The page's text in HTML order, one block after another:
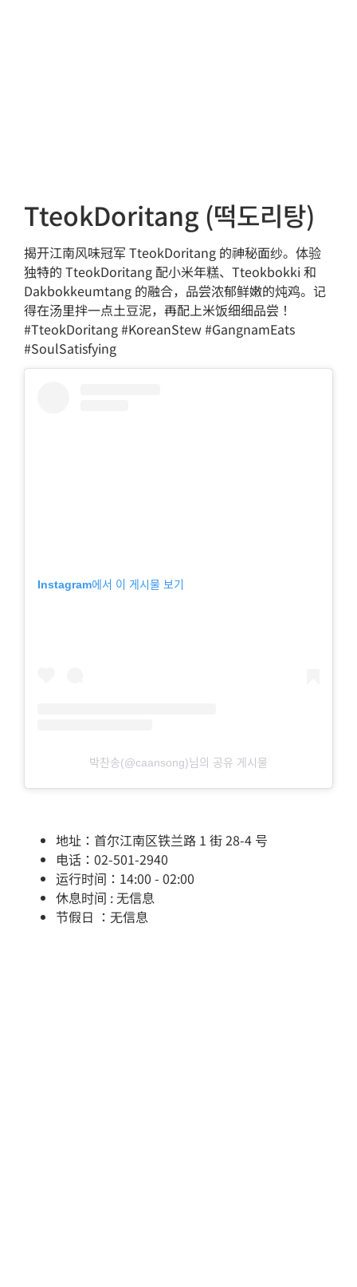
TteokDoritang (떡도리탕)
揭开江南风味冠军 TteokDoritang 的神秘面纱。体验
独特的 TteokDoritang 配小米年糕、Tteokbokki 和
Dakbokkeumtang 的融合，品尝浓郁鲜嫩的炖鸡。记
得在汤里拌一点土豆泥，再配上米饭细细品尝！
#TteokDoritang #KoreanStew #GangnamEats
#SoulSatisfying
Instagram에서 이 게시물 보기
박찬송(@caansong)님의 공유 게시물
地址：首尔江南区铁兰路 1 街 28-4 号
电话：02-501-2940
运行时间：14:00 - 02:00
休息时间 : 无信息
节假日 ：无信息